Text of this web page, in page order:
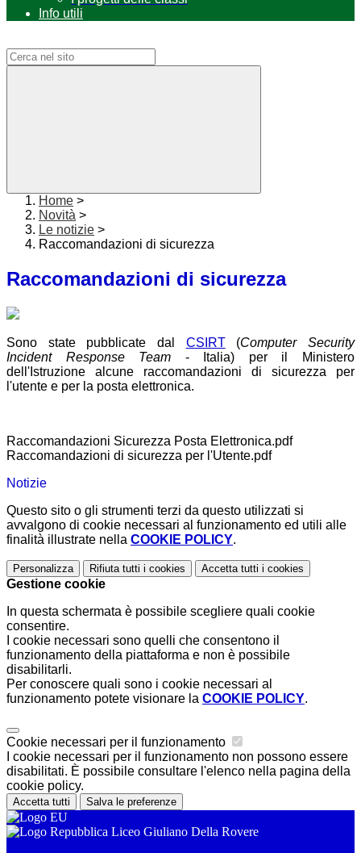
Info utili
Home >
Novità >
Le notizie >
Raccomandazioni di sicurezza
Raccomandazioni di sicurezza
Sono state pubblicate dal CSIRT(Computer Security
Incident Response Team - Italia) per il Ministero
dell'Istruzione alcune raccomandazioni di sicurezza per
l'utente e per la posta elettronica.
Raccomandazioni Sicurezza Posta Elettronica.pdf
Raccomandazioni di sicurezza per l'Utente.pdf
Notizie
Questo sito o gli strumenti terzi da questo utilizzati si
avvalgono di cookie necessari al funzionamento ed utili alle
finalità illustrate nella COOKIE POLICY.
Personalizza Rifiuta tutti i cookies Accetta tutti i cookies
Gestione cookie
In questa schermata è possibile scegliere quali cookie
consentire.
I cookie necessari sono quelli che consentono il
funzionamento della piattaforma e non è possibile
disabilitarli.
Per conoscere quali sono i cookie necessari al
funzionamento potete visionare la COOKIE POLICY.
Cookie necessari per il funzionamento
I cookie necessari per il funzionamento non possono essere
disabilitati. È possibile consultare l'elenco nella pagina della
cookie policy.
Accetta tutti Salva le preferenze
Liceo Giuliano Della Rovere